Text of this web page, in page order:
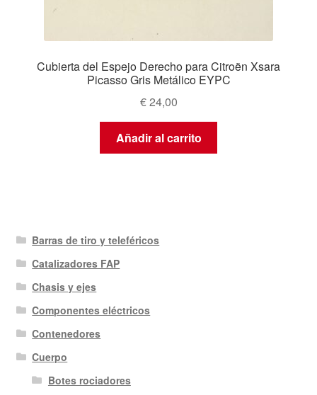
Cubierta del Espejo Derecho para Citroën Xsara
Picasso Gris Metálico EYPC
€24,00
Añadir al carrito
Barras de tiro y teleféricos
Catalizadores FAP
Chasis y ejes
Componentes eléctricos
Contenedores
Cuerpo
Botes rociadores